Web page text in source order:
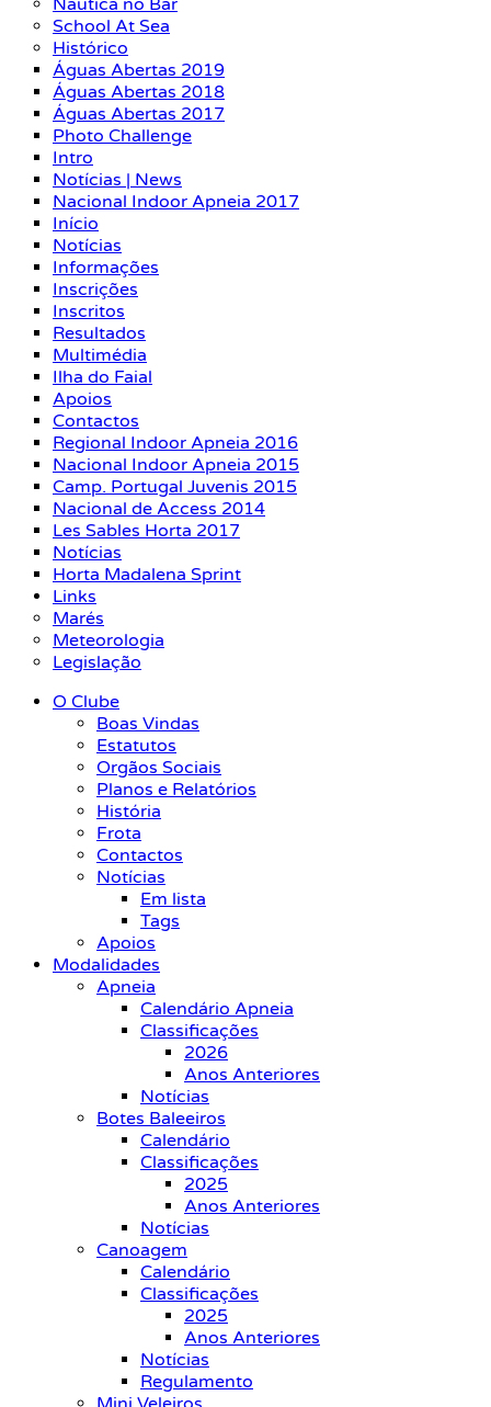
Náutica no Bar
School At Sea
Histórico
Águas Abertas 2019
Águas Abertas 2018
Águas Abertas 2017
Photo Challenge
Intro
Notícias | News
Nacional Indoor Apneia 2017
Início
Notícias
Informações
Inscrições
Inscritos
Resultados
Multimédia
Ilha do Faial
Apoios
Contactos
Regional Indoor Apneia 2016
Nacional Indoor Apneia 2015
Camp. Portugal Juvenis 2015
Nacional de Access 2014
Les Sables Horta 2017
Notícias
Horta Madalena Sprint
Links
Marés
Meteorologia
Legislação
O Clube
Boas Vindas
Estatutos
Orgãos Sociais
Planos e Relatórios
História
Frota
Contactos
Notícias
Em lista
Tags
Apoios
Modalidades
Apneia
Calendário Apneia
Classificações
2026
Anos Anteriores
Notícias
Botes Baleeiros
Calendário
Classificações
2025
Anos Anteriores
Notícias
Canoagem
Calendário
Classificações
2025
Anos Anteriores
Notícias
Regulamento